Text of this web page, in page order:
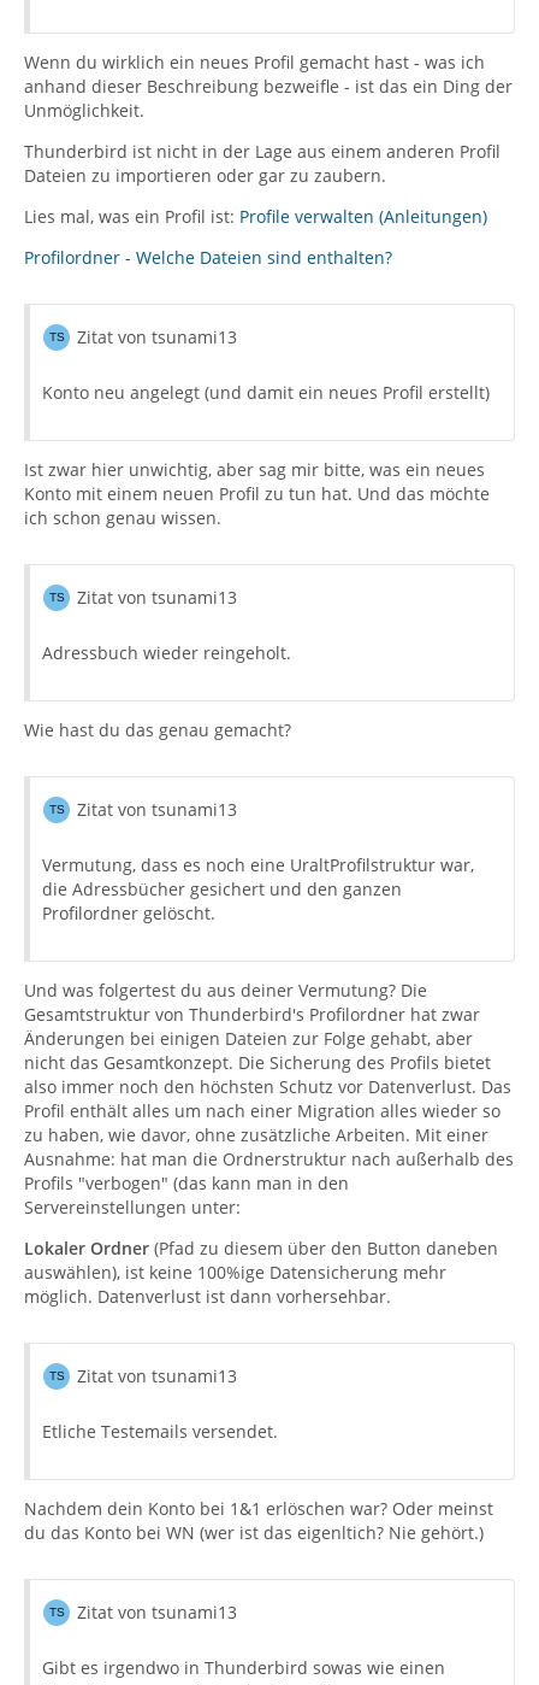
Wenn du wirklich ein neues Profil gemacht hast - was ich
anhand dieser Beschreibung bezweifle - ist das ein Ding der
Unmöglichkeit.
Thunderbird ist nicht in der Lage aus einem anderen Profil
Dateien zu importieren oder gar zu zaubern.
Lies mal, was ein Profil ist: Profile verwalten (Anleitungen)
Profilordner - Welche Dateien sind enthalten?
Zitat von tsunami13
Konto neu angelegt (und damit ein neues Profil erstellt)
Ist zwar hier unwichtig, aber sag mir bitte, was ein neues
Konto mit einem neuen Profil zu tun hat. Und das möchte
ich schon genau wissen.
Zitat von tsunami13
Adressbuch wieder reingeholt.
Wie hast du das genau gemacht?
Zitat von tsunami13
Vermutung, dass es noch eine UraltProfilstruktur war,
die Adressbücher gesichert und den ganzen
Profilordner gelöscht.
Und was folgertest du aus deiner Vermutung? Die
Gesamtstruktur von Thunderbird's Profilordner hat zwar
Änderungen bei einigen Dateien zur Folge gehabt, aber
nicht das Gesamtkonzept. Die Sicherung des Profils bietet
also immer noch den höchsten Schutz vor Datenverlust. Das
Profil enthält alles um nach einer Migration alles wieder so
zu haben, wie davor, ohne zusätzliche Arbeiten. Mit einer
Ausnahme: hat man die Ordnerstruktur nach außerhalb des
Profils "verbogen" (das kann man in den
Servereinstellungen unter:
Lokaler Ordner (Pfad zu diesem über den Button daneben
auswählen), ist keine 100%ige Datensicherung mehr
möglich. Datenverlust ist dann vorhersehbar.
Zitat von tsunami13
Etliche Testemails versendet.
Nachdem dein Konto bei 1&1 erlöschen war? Oder meinst
du das Konto bei WN (wer ist das eigenltich? Nie gehört.)
Zitat von tsunami13
Gibt es irgendwo in Thunderbird sowas wie einen